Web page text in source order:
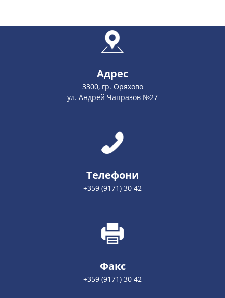
Адрес
3300, гр. Оряхово
ул. Андрей Чапразов №27
Телефони
+359 (9171) 30 42
Факс
+359 (9171) 30 42